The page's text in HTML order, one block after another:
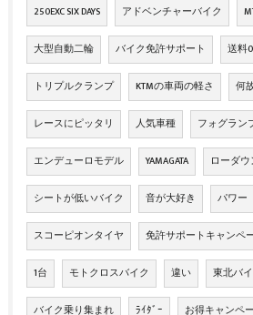
250EXC SIX DAYS アドベンチャーバイク
大型自動二輪 バイク免許サポート 送料
トリプルクランプ KTMの車両の軽さ 何
レースにピッタリ 人気車種 フォグラン
エンデューロモデル YAMAGATA ローダ
シートが低いバイク 音が大好き パワー
スコーピオンタイヤ 免許サポートキャンペ
1台 モトクロスバイク 違い 東北バ
バイク乗り集まれ ﾗｲﾀﾞｰ お得キャンペ